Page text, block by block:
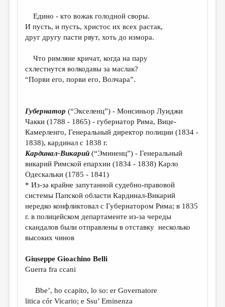
КОЛОНКА РЕДАКТОРА
РЕДКОЛЛЕГИЯ
МАЛАЯ ПРОЗА
ЭССЕИСТИКА
КУЛЬТУРОВЕДЕНИЕ
ПУБЛИЦИСТИКА
РЕЦЕНЗИРОВАНИЕ
ЦИКЛЫ ПУБЛИКАЦИЙ
ТРЕДИАКОВСКИЙ
МЕДИА
ВКОНТАКТЕ
Едино - кто вожак голодной своры.
И пусть, и пусть, христос их всех растак,
друг другу пасти рвут, хоть до измора.
Что римляне кричат, когда на пару
схлестнутся волкодавы за маслак?
“Порви его, порви его, Волчара”.
Губернатор (“Экселенц”) - Монсиньор Луиджи
Чакки (1788 - 1865) - губернатор Рима, Вице-
Камерленго, Генеральный директор полиции (1834 -
1838), кардинал с 1838 г.
Кардинал-Викарий (“Эминенц”) - Генеральный
викарий Римской епархии (1834 - 1838) Карло
Одескальки (1785 - 1841)
* Из-за крайне запутанной судебно-правовой
системы Папской области Кардинал-Викарий
нередко конфликтовал с Губернатором Рима; в 1835
г. в полицейском департаменте из-за череды
скандалов были отправлены в отставку несколько
высоких чинов
Giuseppe Gioachino Belli
Guerra fra ccani
Bbe’, ho ccapito, lo so: er Governatore
litica cór Vicario; e Ssu’ Eminenza